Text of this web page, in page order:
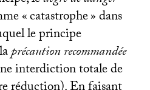
«catastrophe» dans
le principe
précaution recommandée
interdiction totale de